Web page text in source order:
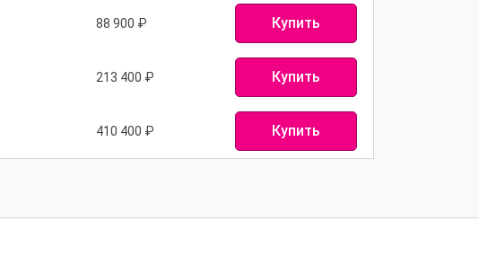
88 900 ₽ Купить
213 400 ₽ Купить
410 400 ₽ Купить